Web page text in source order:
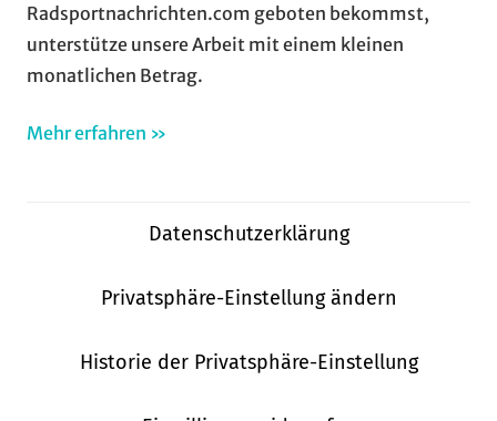
Radsportnachrichten.com geboten bekommst,
unterstütze unsere Arbeit mit einem kleinen
monatlichen Betrag.
Mehr erfahren »
Datenschutzerklärung
Privatsphäre-Einstellung ändern
Historie der Privatsphäre-Einstellung